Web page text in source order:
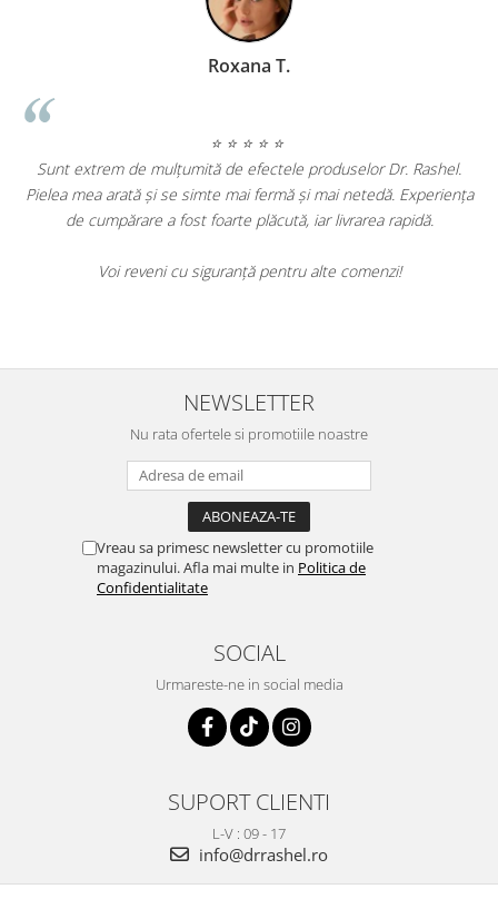
Dr. Rashel.
Experiența
rapidă.
Geanina Lungu Prezentator TV
Am încercat mai multe produse Dr. Rashel și sunt
de rezultate. Tenul meu este vizibil mai luminos și
NEWSLETTER
Nu rata ofertele si promotiile noastre
Vreau sa primesc newsletter cu promotiile
magazinului. Afla mai multe in Politica de
Confidentialitate
SOCIAL
Urmareste-ne in social media
SUPORT CLIENTI
L-V : 09 - 17
info@drrashel.ro